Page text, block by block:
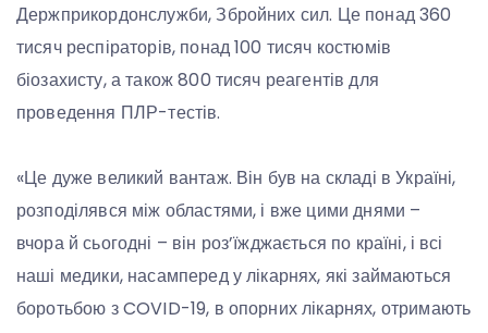
Держприкордонслужби, Збройних сил. Це понад 360
тисяч респіраторів, понад 100 тисяч костюмів
біозахисту, а також 800 тисяч реагентів для
проведення ПЛР-тестів.
«Це дуже великий вантаж. Він був на складі в Україні,
розподілявся між областями, і вже цими днями –
вчора й сьогодні – він роз’їжджається по країні, і всі
наші медики, насамперед у лікарнях, які займаються
боротьбою з COVID-19, в опорних лікарнях, отримають